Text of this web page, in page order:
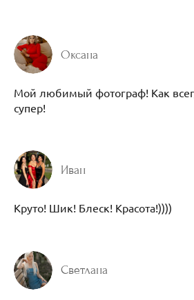
Оксана
Мой любимый фотограф! Как
супер!
Иван
Круто! Шик! Блеск! Красота!))))
Светлана